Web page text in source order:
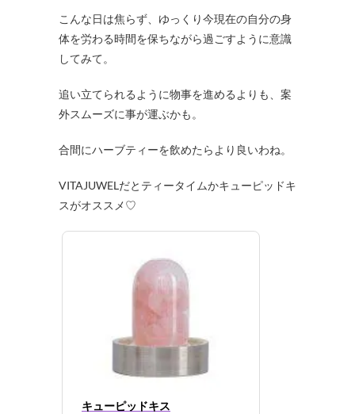
こんな日は焦らず、ゆっくり今現在の自分の身
体を労わる時間を保ちながら過ごすように意識
してみて。
追い立てられるように物事を進めるよりも、案
外スムーズに事が運ぶかも。
合間にハーブティーを飲めたらより良いわね。
VITAJUWELだとティータイムかキューピッドキ
スがオススメ♡
キューピッドキス